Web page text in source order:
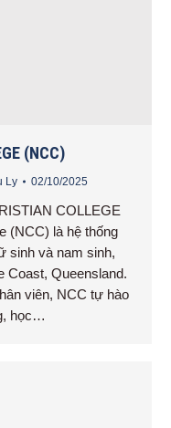
(NCC)
Ly 02/10/2025
COLLEGE
(NCC) là hệ thống
sinh và nam sinh,
Coast, Queensland.
viên, NCC tự hào
học…